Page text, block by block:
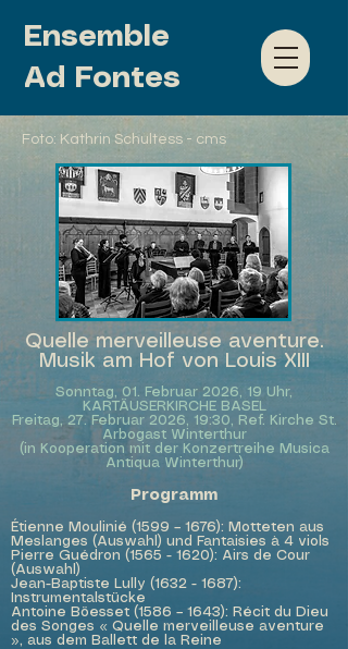
Ensemble
Ad Fontes
Foto: Kathrin Schultess - cms
Quelle merveilleuse aventure.
Musik am Hof von Louis XIII
Sonntag, 01. Februar 2026, 19 Uhr,
KARTÄUSERKIRCHE BASEL
Freitag, 27. Februar 2026, 19:30, Ref. Kirche St.
Arbogast Winterthur
(in Kooperation mit der Konzertreihe Musica
Antiqua Winterthur)
Programm
Étienne Moulinié (1599 – 1676): Motteten aus
Meslanges (Auswahl) und Fantaisies à 4 viols
Pierre Guédron (1565 - 1620): Airs de Cour
(Auswahl)
Jean-Baptiste Lully (1632 - 1687):
Instrumentalstücke
Antoine Böesset (1586 – 1643): Récit du Dieu
des Songes « Quelle merveilleuse aventure
», aus dem Ballett de la Reine